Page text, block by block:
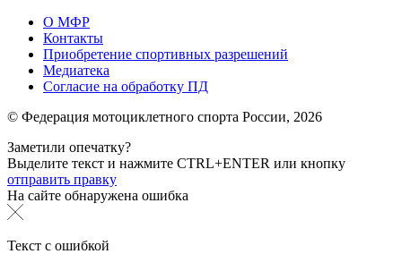
О МФР
Контакты
Приобретение спортивных разрешений
Медиатека
Согласие на обработку ПД
© Федерация мотоциклетного спорта России, 2026
Заметили опечатку?
Выделите текст и нажмите CTRL+ENTER или кнопку
отправить правку
На сайте обнаружена ошибка
Текст с ошибкой